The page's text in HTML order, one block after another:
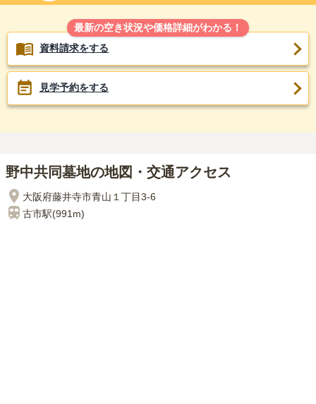
最新の空き状況や価格詳細がわかる！
資料請求をする
見学予約をする
野中共同墓地の地図・交通アクセス
大阪府藤井寺市青山１丁目3-6
古市駅(991m)